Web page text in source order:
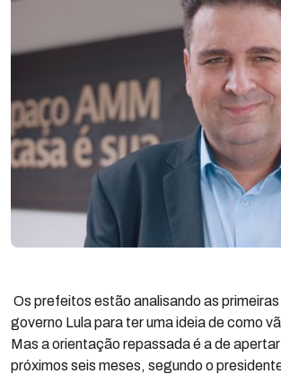
Os prefeitos estão analisando as
governo Lula para ter uma ideia de como
Mas a orientação repassada é a de
próximos seis meses, segundo o